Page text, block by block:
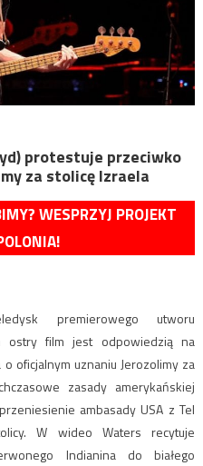
protestuje przeciwko
za stolicę Izraela
WESPRZYJ PROJEKT
premierowego utworu
ostry film jest odpowiedzią na
oficjalnym uznaniu Jerozolimy za
zasady amerykańskiej
ambasady USA z Tel
W wideo Waters recytuje
Indianina do białego